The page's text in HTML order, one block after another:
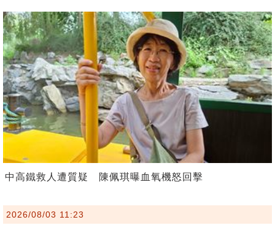
中高鐵救人遭質疑 陳佩琪曝血氧機怒回擊
2026/08/03 11:23